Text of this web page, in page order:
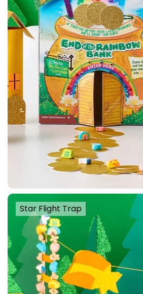
Star Flight Trap